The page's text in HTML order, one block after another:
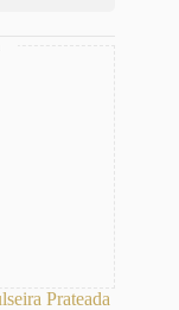
Prateada